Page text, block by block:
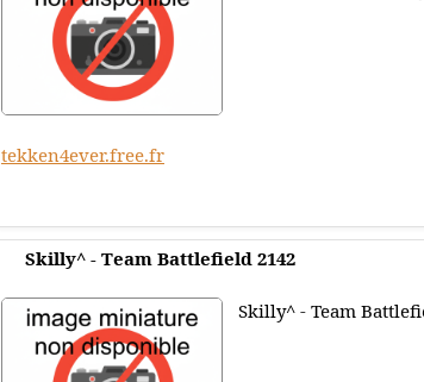
tekken4ever.free.fr
Skilly^ - Team Battlefield 2142
Skilly^ - Team